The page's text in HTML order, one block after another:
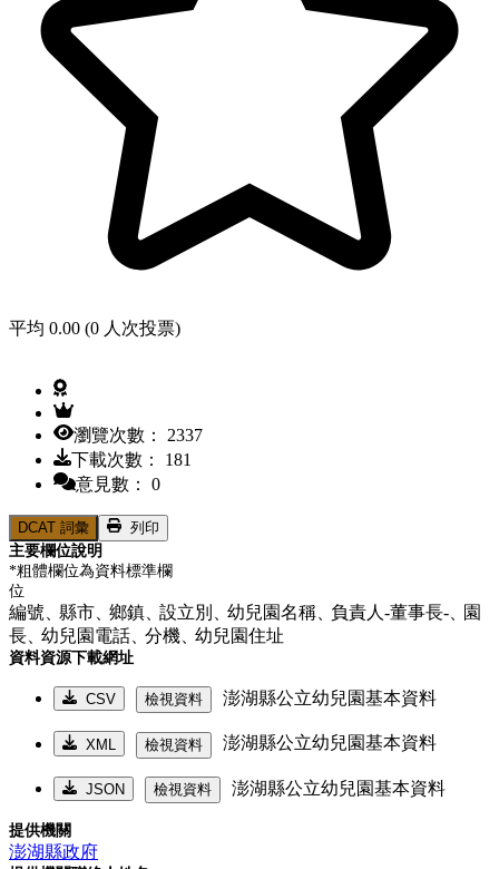
平均 0.00 (0 人次投票)
瀏覽次數： 2337
下載次數： 181
意見數： 0
DCAT 詞彙
列印
主要欄位說明
*粗體欄位為資料標準欄
位
編號、縣市、鄉鎮、設立別、幼兒園名稱、負責人-董事長-、園
長、幼兒園電話、分機、幼兒園住址
資料資源下載網址
CSV 檢視資料 澎湖縣公立幼兒園基本資料
XML 檢視資料 澎湖縣公立幼兒園基本資料
JSON 檢視資料 澎湖縣公立幼兒園基本資料
提供機關
澎湖縣政府